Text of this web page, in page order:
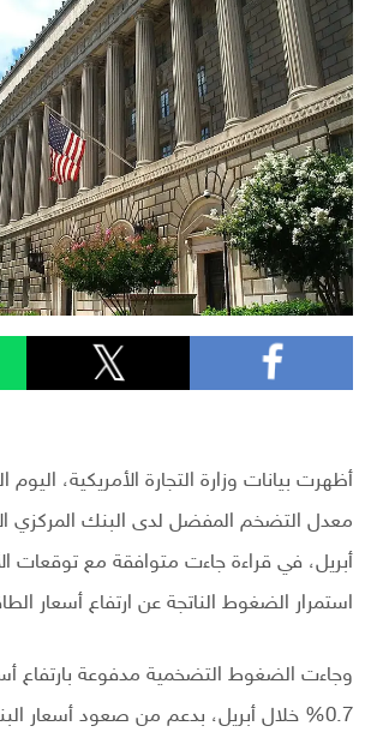
أظهرت بيانات وزارة التجارة الأمريكية،
معدل التضخم المفضل لدى البنك المركزي
أبريل، في قراءة جاءت متوافقة مع توقعات
استمرار الضغوط الناتجة عن ارتفاع أسعار
وجاءت الضغوط التضخمية مدفوعة بارتفاع